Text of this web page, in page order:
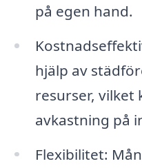
på egen hand.
hjälp av
resurser, vilket
avkastning på
Flexibilitet: